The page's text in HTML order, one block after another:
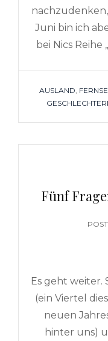
Juni bin ich
bei Nics
TAGS
AUSLAND
Fünf
Es geht weiter.
(ein Viertel
neuen
hinter uns)